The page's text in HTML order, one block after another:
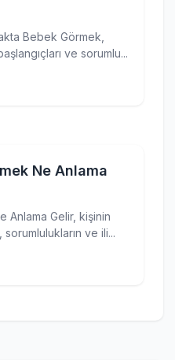
Bebek Görmek,
ve sorumlu...
Ne Anlama
Anlama Gelir, kişinin
ve ili...